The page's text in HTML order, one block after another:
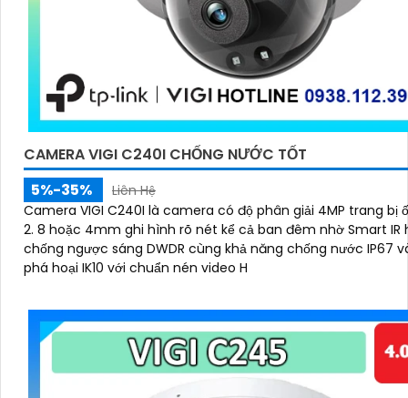
CAMERA VIGI C240I CHỐNG NƯỚC TỐT
5%-35%
Liên Hệ
Camera VIGI C240I là camera có độ phân giải 4MP trang bị
2. 8 hoặc 4mm ghi hình rõ nét kể cả ban đêm nhờ Smart IR hỗ trợ
chống ngược sáng DWDR cùng khả năng chống nước IP67
phá hoại IK10 với chuẩn nén video H